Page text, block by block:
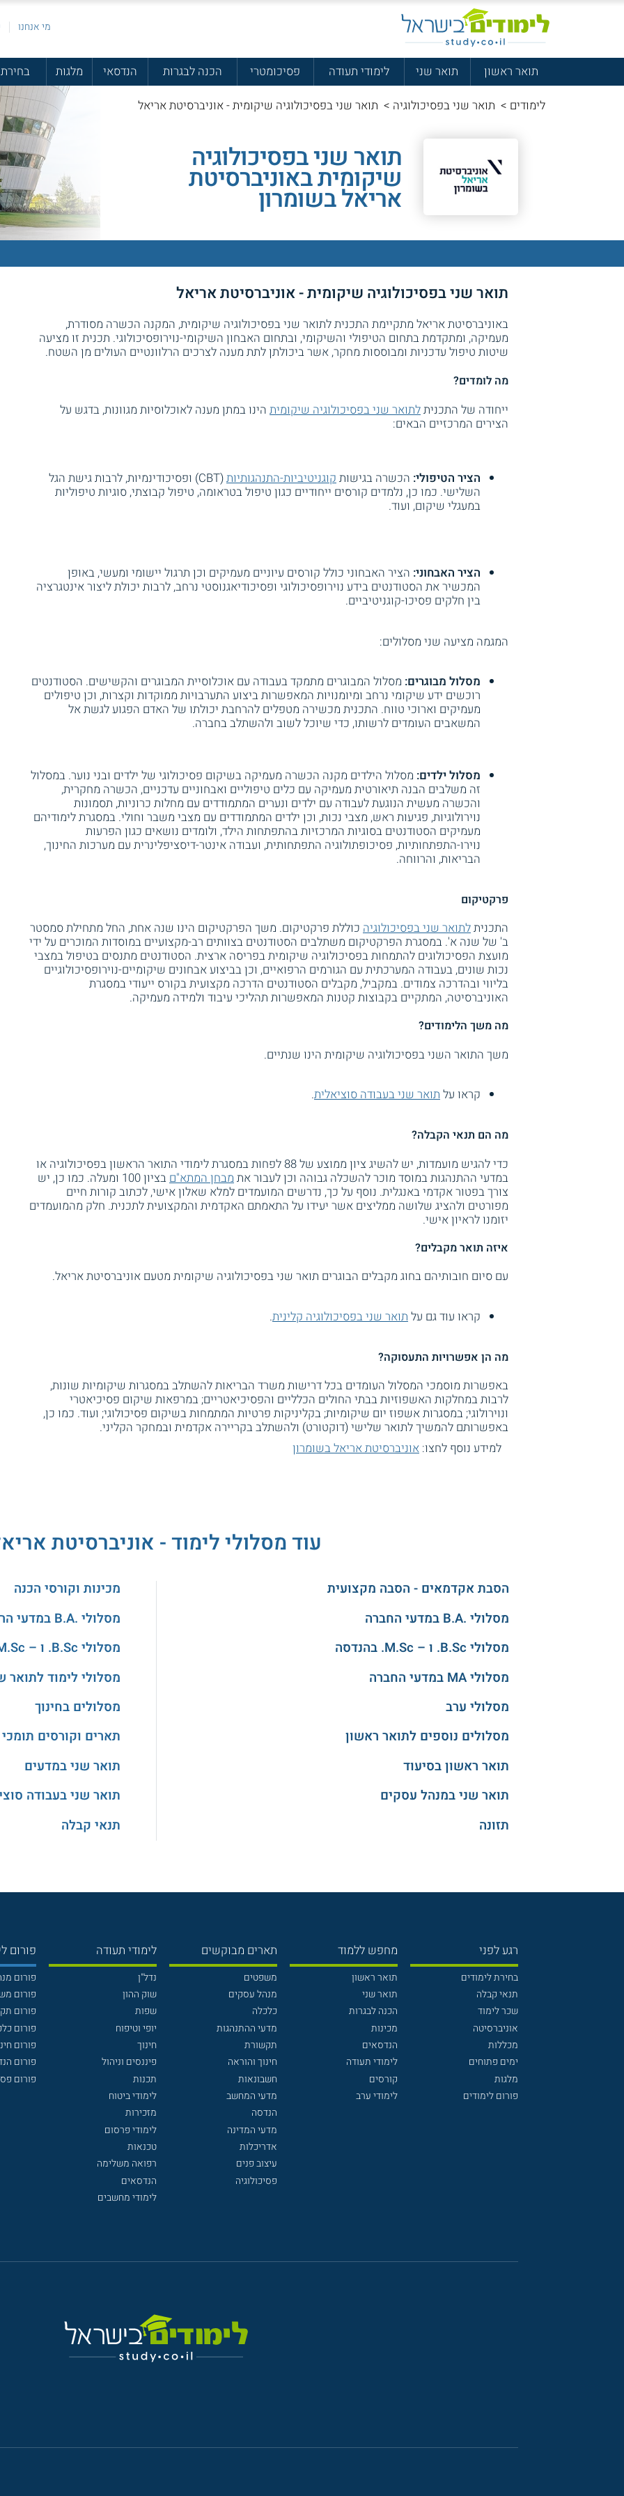
מי אנחנו
תואר ראשון תואר שני לימודי תעודה פסיכומטרי הכנה לבגרות הנדסאי מלגות
לימודים > תואר שני בפסיכולוגיה > תואר שני בפסיכולוגיה שיקומית - אוניברסיטת אריאל
תואר שני בפסיכולוגיה
שיקומית באוניברסיטת
אריאל בשומרון
תואר שני בפסיכולוגיה שיקומית - אוניברסיטת אריאל
באוניברסיטת אריאל מתקיימת התכנית לתואר שני בפסיכולוגיה שיקומית, המקנה הכשרה מסודרת,
מעמיקה, ומתקדמת בתחום הטיפולי והשיקומי, ובתחום האבחון השיקומי-נוירופסיכולוגי. תכנית זו מציעה
שיטות טיפול עדכניות ומבוססות מחקר, אשר ביכולתן לתת מענה לצרכים הרלוונטיים העולים מן השטח.
מה לומדים?
ייחודה של התכניתלתואר שני בפסיכולוגיה שיקומית הינו במתן מענה לאוכלוסיות מגוונות, בדגש על
הצירים המרכזיים הבאים:
הציר הטיפולי: הכשרה בגישותקוגניטיביות-התנהגותיות
(CBT) ופסיכודינמיות, לרבות גישת הגל
השלישי. כמו כן, נלמדים קורסים ייחודיים כגון טיפול בטראומה, טיפול קבוצתי, סוגיות טיפוליות
במעגלי שיקום, ועוד.
הציר האבחוני: הציר האבחוני כולל קורסים עיוניים מעמיקים וכן תרגול יישומי ומעשי, באופן
המכשיר את הסטודנטים בידע נוירופסיכולוגי ופסיכודיאגנוסטי נרחב, לרבות יכולת ליצור אינטגרציה
בין חלקים פסיכו-קוגניטיביים.
המגמה מציעה שני מסלולים:
מסלול מבוגרים: מסלול המבוגרים מתמקד בעבודה עם אוכלוסיית המבוגרים והקשישים. הסטודנטים
רוכשים ידע שיקומי נרחב ומיומנויות המאפשרות ביצוע התערבויות ממוקדות וקצרות, וכן טיפולים
מעמיקים וארוכי טווח. התכנית מכשירה מטפלים להרחבת יכולתו של האדם הפגוע לגשת אל
המשאבים העומדים לרשותו, כדי שיוכל לשוב ולהשתלב בחברה.
מסלול ילדים: מסלול הילדים מקנה הכשרה מעמיקה בשיקום פסיכולוגי של ילדים ובני נוער. במסלול
זה משלבים הבנה תיאורטית מעמיקה עם כלים טיפוליים ואבחוניים עדכניים, הכשרה מחקרית,
והכשרה מעשית הנוגעת לעבודה עם ילדים ונערים המתמודדים עם מחלות כרוניות, תסמונות
נוירולוגיות, פגיעות ראש, מצבי נכות, וכן ילדים המתמודדים עם מצבי משבר וחולי. במסגרת לימודיהם
מעמיקים הסטודנטים בסוגיות המרכזיות בהתפתחות הילד, ולומדים נושאים כגון הפרעות
נוירו-התפתחותיות, פסיכופתולוגיה התפתחותית, ועבודה אינטר-דיסציפלינרית עם מערכות החינוך,
הבריאות, והרווחה.
פרקטיקום
התכניתלתואר שני בפסיכולוגיה כוללת פרקטיקום. משך הפרקטיקום הינו שנה אחת, החל מתחילת סמסטר
ב' של שנה א'. במסגרת הפרקטיקום משתלבים הסטודנטים בצוותים רב-מקצועיים במוסדות המוכרים על ידי
מועצת הפסיכולוגים להתמחות בפסיכולוגיה שיקומית בפריסה ארצית. הסטודנטים מתנסים בטיפול במצבי
נכות שונים, בעבודה המערכתית עם הגורמים הרפואיים, וכן בביצוע אבחונים שיקומיים-נוירופסיכולוגיים
בליווי ובהדרכה צמודים. במקביל, מקבלים הסטודנטים הדרכה מקצועית בקורס ייעודי במסגרת
האוניברסיטה, המתקיים בקבוצות קטנות המאפשרות תהליכי עיבוד ולמידה מעמיקה.
מה משך הלימודים?
משך התואר השני בפסיכולוגיה שיקומית הינו שנתיים.
קראו עלתואר שני בעבודה סוציאלית.
מה הם תנאי הקבלה?
כדי להגיש מועמדות, יש להשיג ציון ממוצע של 88 לפחות במסגרת לימודי התואר הראשון בפסיכולוגיה או
במדעי ההתנהגות במוסד מוכר להשכלה גבוהה וכן לעבור אתמבחן המתא"ם
בציון 100 ומעלה. כמו כן, יש
צורך בפטור אקדמי באנגלית. נוסף על כך, נדרשים המועמדים למלא שאלון אישי, לכתוב קורות חיים
מפורטים ולהציג שלושה ממליצים אשר יעידו על התאמתם האקדמית והמקצועית לתכנית. חלק מהמועמדים
יזומנו לראיון אישי.
איזה תואר מקבלים?
עם סיום חובותיהם בחוג מקבלים הבוגרים תואר שני בפסיכולוגיה שיקומית מטעם אוניברסיטת אריאל.
קראו עוד גם על תואר שני בפסיכולוגיה קלינית.
מה הן אפשרויות התעסוקה?
באפשרות מוסמכי המסלול העומדים בכל דרישות משרד הבריאות להשתלב במסגרות שיקומיות שונות,
לרבות במחלקות האשפוזיות בבתי החולים הכלליים והפסיכיאטריים; במרפאות שיקום פסיכיאטרי
ונוירולוגי; במסגרות אשפוז יום שיקומיות; בקליניקות פרטיות המתמחות בשיקום פסיכולוגי; ועוד. כמו כן,
באפשרותם להמשיך לתואר שלישי (דוקטורט) ולהשתלב בקריירה אקדמית ובמחקר הקליני.
למידע נוסף לחצו: אוניברסיטת אריאל בשומרון
עוד מסלולי לימוד - אוניברסיטת
הסבת אקדמאים - הסבה מקצועית
מסלולי .B.A במדעי החברה
מסלולי B.Sc. ו – M.Sc. בהנדסה
מסלולי MA במדעי החברה
מסלולי ערב
מסלולים נוספים לתואר ראשון
תואר ראשון בסיעוד
תואר שני במנהל עסקים
תזונה
מכינות וקורסי הכנה
מסלולי .B.A במדעי הרוח והאמנויות
מסלולי B.Sc. ו – M.Sc. במדעים
מסלולי לימוד לתואר
מסלולים בחינוך
תארים וקורסים
תואר שני במדעים
תואר שני בעבודה
תנאי קבלה
רגע לפני
בחירת לימודים
תנאי קבלה
שכר לימוד
אוניברסיטה
מכללות
ימים פתוחים
מלגות
פורום לימודים
מחפש ללמוד
תואר ראשון
תואר שני
הכנה לבגרות
מכינות
הנדסאים
לימודי תעודה
קורסים
לימודי ערב
תארים מבוקשים
משפטים
מנהל עסקים
כלכלה
מדעי ההתנהגות
תקשורת
חינוך והוראה
חשבונאות
מדעי המחשב
הנדסה
מדעי המדינה
אדריכלות
עיצוב פנים
פסיכולוגיה
לימודי תעודה
נדל"ן
שוק ההון
שפות
יופי וטיפוח
חינוך
פיננסים וניהול
תכנות
לימודי ביטוח
מזכירות
לימודי פרסום
טכנאות
רפואה משלימה
הנדסאים
לימודי מחשבים
פורום
פורום
פורום
פורום
פורום
פורום
פורום
פורום